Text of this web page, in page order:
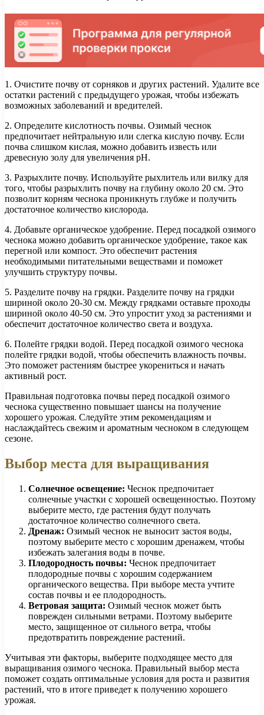
1. Очистите почву от сорняков и других растений. Удалите все
остатки растений с предыдущего урожая, чтобы избежать
возможных заболеваний и вредителей.
2. Определите кислотность почвы. Озимый чеснок
предпочитает нейтральную или слегка кислую почву. Если
почва слишком кислая, можно добавить известь или
древесную золу для увеличения pH.
3. Разрыхлите почву. Используйте рыхлитель или вилку для
того, чтобы разрыхлить почву на глубину около 20 см. Это
позволит корням чеснока проникнуть глубже и получить
достаточное количество кислорода.
4. Добавьте органическое удобрение. Перед посадкой озимого
чеснока можно добавить органическое удобрение, такое как
перегной или компост. Это обеспечит растения
необходимыми питательными веществами и поможет
улучшить структуру почвы.
5. Разделите почву на грядки. Разделите почву на грядки
шириной около 20-30 см. Между грядками оставьте проходы
шириной около 40-50 см. Это упростит уход за растениями и
обеспечит достаточное количество света и воздуха.
6. Полейте грядки водой. Перед посадкой озимого чеснока
полейте грядки водой, чтобы обеспечить влажность почвы.
Это поможет растениям быстрее укорениться и начать
активный рост.
Правильная подготовка почвы перед посадкой озимого
чеснока существенно повышает шансы на получение
хорошего урожая. Следуйте этим рекомендациям и
наслаждайтесь свежим и ароматным чесноком в следующем
сезоне.
Выбор места для выращивания
Солнечное освещение: Чеснок предпочитает
солнечные участки с хорошей освещенностью. Поэтому
выберите место, где растения будут получать
достаточное количество солнечного света.
Дренаж: Озимый чеснок не выносит застоя воды,
поэтому выберите место с хорошим дренажем, чтобы
избежать залегания воды в почве.
Плодородность почвы: Чеснок предпочитает
плодородные почвы с хорошим содержанием
органического вещества. При выборе места учтите
состав почвы и ее плодородность.
Ветровая защита: Озимый чеснок может быть
поврежден сильными ветрами. Поэтому выберите
место, защищенное от сильного ветра, чтобы
предотвратить повреждение растений.
Учитывая эти факторы, выберите подходящее место для
выращивания озимого чеснока. Правильный выбор места
поможет создать оптимальные условия для роста и развития
растений, что в итоге приведет к получению хорошего
урожая.